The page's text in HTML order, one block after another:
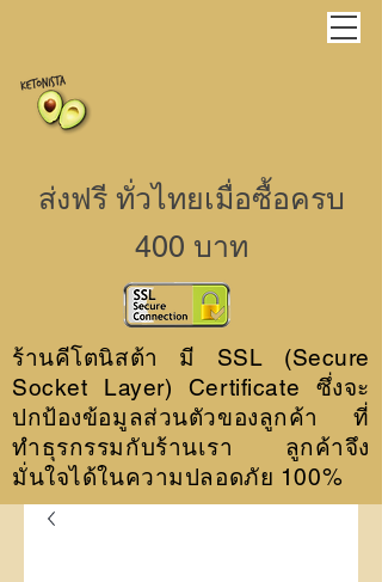
ส่งฟรี ทั่วไทยเมื่อซื้อครบ
400 บาท
ร้านคีโตนิสต้า มี SSL (Secure
Socket Layer) Certificate ซึ่งจะ
ปกป้องข้อมูลส่วนตัวของลูกค้า ที่
ทำธุรกรรมกับร้านเรา ลูกค้าจึง
มั่นใจได้ในความปลอดภัย 100%